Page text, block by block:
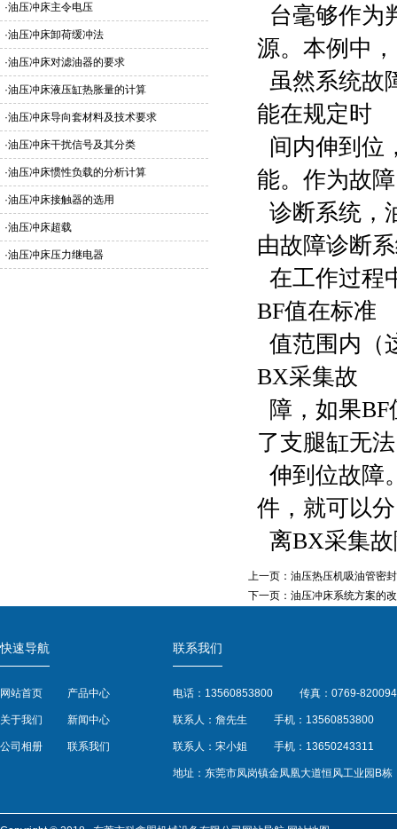
·油压冲床主令电压
·油压冲床卸荷缓冲法
·油压冲床对滤油器的要求
·油压冲床液压缸热胀量的计算
·油压冲床导向套材料及技术要求
·油压冲床干扰信号及其分类
·油压冲床惯性负载的分析计算
·油压冲床接触器的选用
·油压冲床超载
·油压冲床压力继电器
台毫够作为
源。本例中，
虽然系统故
能在规定时
间内伸到位
能。作为故障
诊断系统，
由故障诊断
在工作过程
BF值在标准
值范围内（
BX采集故
障，如果
了支腿缸无法
伸到位故障
件，就可以分
离BX采集
上一页： 油压热压机吸油管密
下一页： 油压冲床系统方案的
快速导航
网站首页 产品中心
关于我们 新闻中心
公司相册 联系我们
联系我们
电话：13560853800 传真：0769-
联系人：詹先生 手机：13560853800
联系人：宋小姐 手机：13650243311
地址：东莞市凤岗镇金凤凰大道恒风工业园B栋